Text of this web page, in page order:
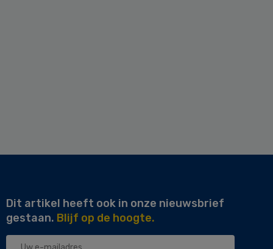
Dit artikel heeft ook in onze nieuwsbrief
gestaan. Blijf op de hoogte.
Uw